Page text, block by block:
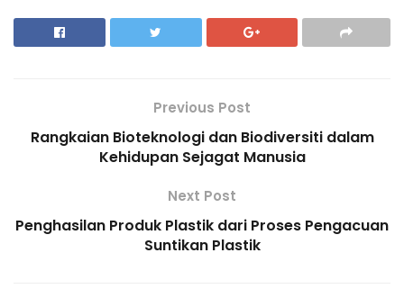
Previous Post
Rangkaian Bioteknologi dan Biodiversiti dalam
Kehidupan Sejagat Manusia
Next Post
Penghasilan Produk Plastik dari Proses Pengacuan
Suntikan Plastik